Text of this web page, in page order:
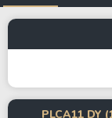
PLCA11 DY